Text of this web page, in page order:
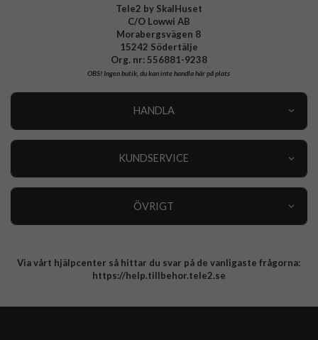
Tele2 by SkalHuset
C/O Lowwi AB
Morabergsvägen 8
15242 Södertälje
Org. nr: 556881-9238
OBS!Ingen butik, du kan inte handla här på plats
HANDLA
KUNDSERVICE
ÖVRIGT
Integritetspolicy
Via vårt hjälpcenter så hittar du svar på de vanligaste frågorna:
https://help.tillbehor.tele2.se